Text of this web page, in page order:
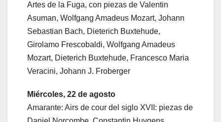
Artes de la Fuga, con piezas de Valentin
Asuman, Wolfgang Amadeus Mozart, Johann
Sebastian Bach, Dieterich Buxtehude,
Girolamo Frescobaldi, Wolfgang Amadeus
Mozart, Dieterich Buxtehude, Francesco Maria
Veracini, Johann J. Froberger
Miércoles, 22 de agosto
Amarante: Airs de cour del siglo XVII: piezas de